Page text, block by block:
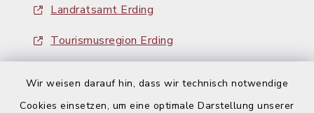
Wir weisen darauf hin, dass wir technisch notwendige
Cookies einsetzen, um eine optimale Darstellung unserer
Landratsamt Erding
Tourismusregion Erding